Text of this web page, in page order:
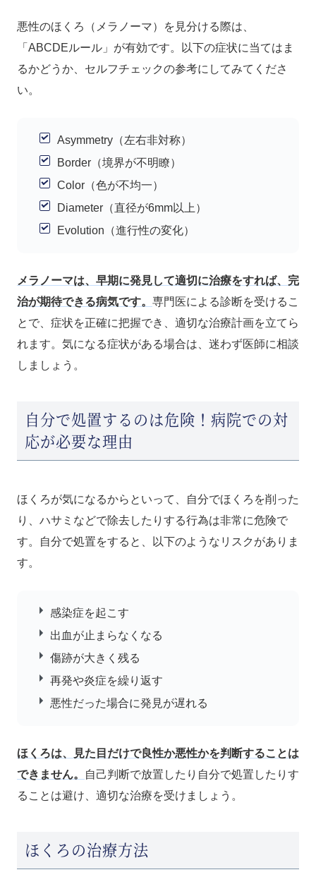
悪性のほくろ（メラノーマ）を見分ける際は、
「ABCDEルール」が有効です。以下の症状に当てはま
るかどうか、セルフチェックの参考にしてみてくださ
い。
Asymmetry（左右非対称）
Border（境界が不明瞭）
Color（色が不均一）
Diameter（直径が6mm以上）
Evolution（進行性の変化）
メラノーマは、早期に発見して適切に治療をすれば、完
治が期待できる病気です。 専門医による診断を受けるこ
とで、症状を正確に把握でき、適切な治療計画を立てら
れます。気になる症状がある場合は、迷わず医師に相談
しましょう。
自分で処置するのは危険！病院での対
応が必要な理由
ほくろが気になるからといって、自分でほくろを削った
り、ハサミなどで除去したりする行為は非常に危険で
す。自分で処置をすると、以下のようなリスクがありま
す。
感染症を起こす
出血が止まらなくなる
傷跡が大きく残る
再発や炎症を繰り返す
悪性だった場合に発見が遅れる
ほくろは、見た目だけで良性か悪性かを判断することは
できません。
自己判断で放置したり自分で処置したりす
ることは避け、適切な治療を受けましょう。
ほくろの治療方法